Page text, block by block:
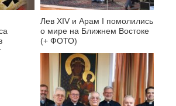
Лев XIV и Арам I помолились
о мире на Ближнем Востоке
(+ ФОТО)